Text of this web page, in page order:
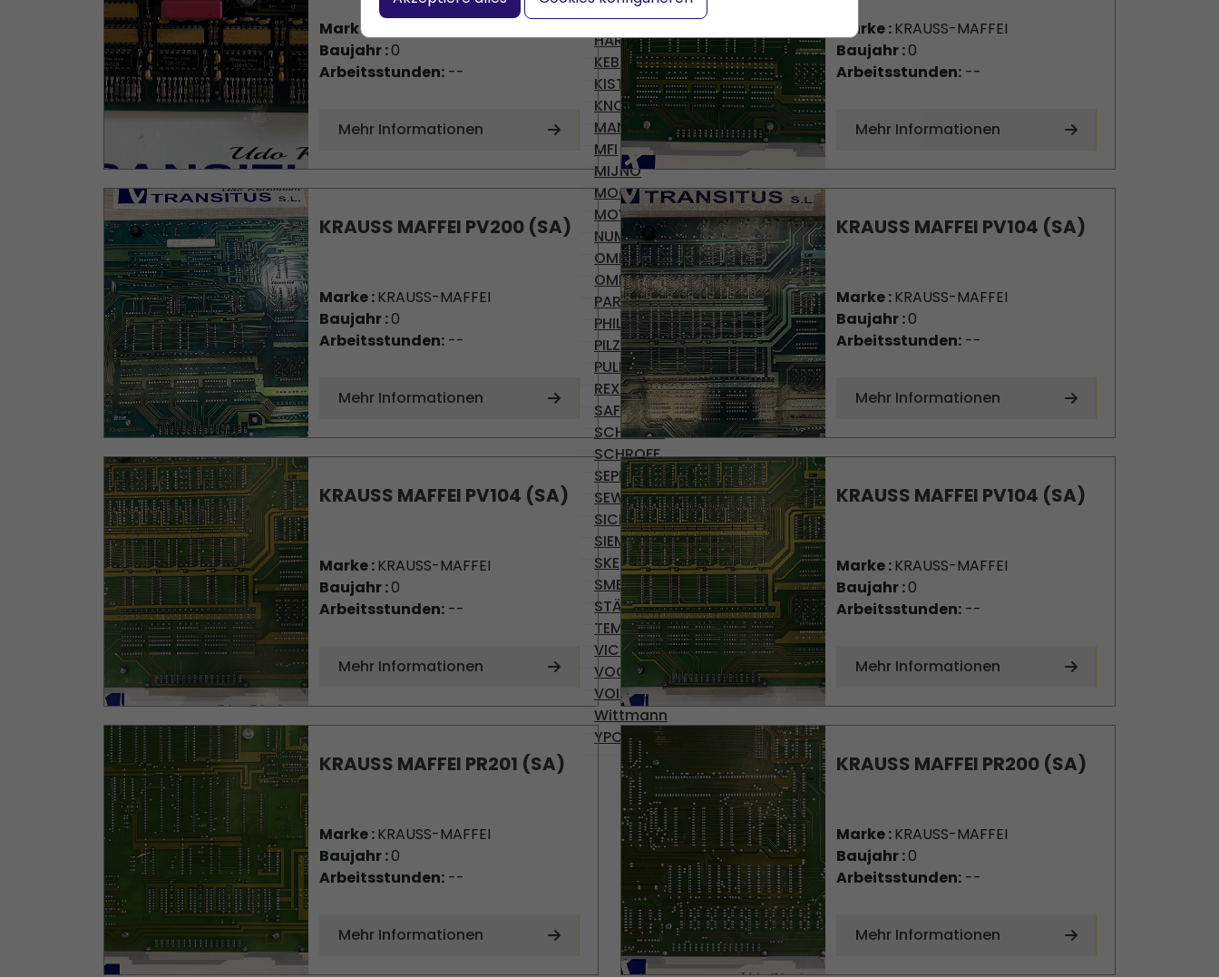
Gossen
HARMONIC DRIVE AG
KEBA
KISTLER
KNODLER
MANNESMAN
MFI
MIJNO
MOOG
MOVACOLOR
NUMATICS
OMR 100
OMRON
PARVEX
PHILIPS
PILZ
PULLS
REXROTH
SAFEMASTER
SCHRACK
SCHROFF
SEPRO
SEW-USOCOME
SICK
SIEMENS
SKE
SMB
STÄUBLI
TEMP AG
VICKERS
VOGEL
VOITH
Wittmann
YPC-SOLENOID
Marke :
Baujahr :0
Arbeitsstunden:--
Mehr Informationen
Marke :KRAUSS-MAFFEI
Baujahr :0
Arbeitsstunden:--
Mehr Informationen
KRAUSS MAFFEI PV200 (SA)
Marke :KRAUSS-MAFFEI
Baujahr :0
Arbeitsstunden:--
Mehr Informationen
KRAUSS MAFFEI PV104 (SA)
Marke :KRAUSS-MAFFEI
Baujahr :0
Arbeitsstunden:--
Mehr Informationen
KRAUSS MAFFEI PV104 (SA)
Marke :KRAUSS-MAFFEI
Baujahr :0
Arbeitsstunden:--
Mehr Informationen
KRAUSS MAFFEI PV104 (SA)
Marke :KRAUSS-MAFFEI
Baujahr :0
Arbeitsstunden:--
Mehr Informationen
KRAUSS MAFFEI PR201 (SA)
Marke :KRAUSS-MAFFEI
Baujahr :0
Arbeitsstunden:--
Mehr Informationen
KRAUSS MAFFEI PR200 (SA)
Marke :KRAUSS-MAFFEI
Baujahr :0
Arbeitsstunden:--
Mehr Informationen